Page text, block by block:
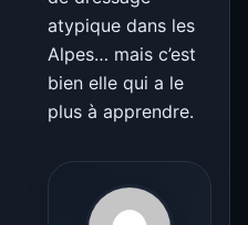
atypique dans les
Alpes… mais c’est
bien elle qui a le
plus à apprendre.